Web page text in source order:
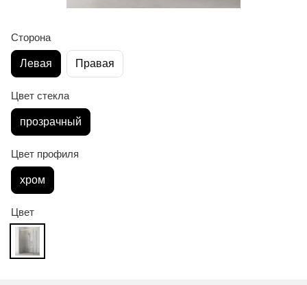
Сторона
Левая Правая
Цвет стекла
прозрачный
Цвет профиля
хром
Цвет